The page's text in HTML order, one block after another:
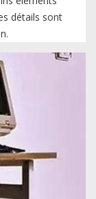
détails sont